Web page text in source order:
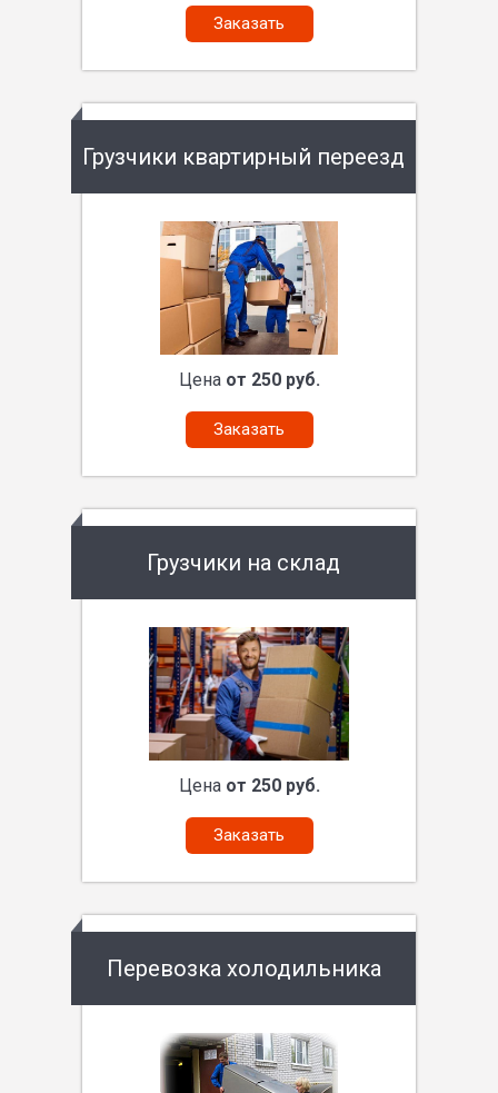
Заказать
Грузчики квартирный переезд
Цена от 250 руб.
Заказать
Грузчики на склад
Цена от 250 руб.
Заказать
Перевозка холодильника